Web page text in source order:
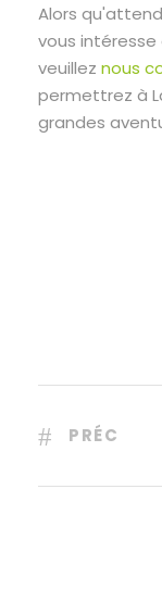
Alors
vous intéresse
veuillez nous
permettrez à
grandes
PRÉC